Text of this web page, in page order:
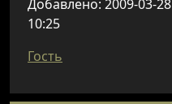
Добавлено: 2009-03-28
10:25
Гость